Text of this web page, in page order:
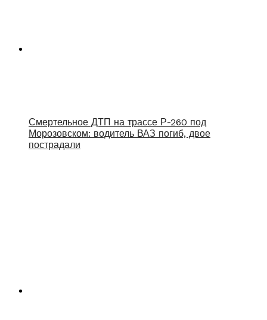
Смертельное ДТП на трассе Р-260 под
Морозовском: водитель ВАЗ погиб, двое
пострадали